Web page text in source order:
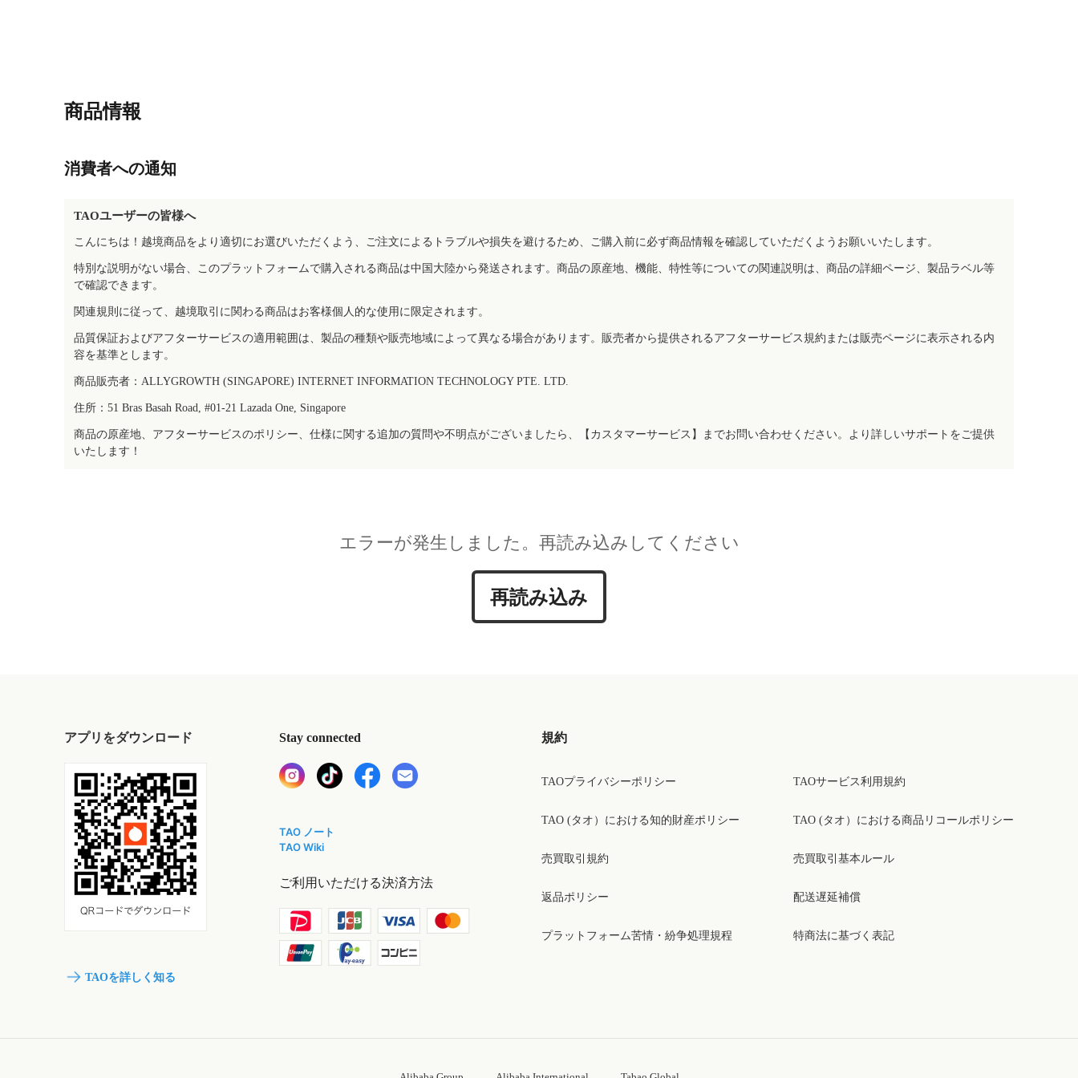
商品情報
消費者への通知
TAOユーザーの皆様へ
こんにちは！越境商品をより適切にお選びいただくよう、ご注文によるトラブルや損失を避けるため、ご購入前に必ず商品情報を確認していただくようお願いいたします。
特別な説明がない場合、このプラットフォームで購入される商品は中国大陸から発送されます。商品の原産地、機能、特性等についての関連説明は、商品の詳細ページ、製品ラベル等
で確認できます。
関連規則に従って、越境取引に関わる商品はお客様個人的な使用に限定されます。
品質保証およびアフターサービスの適用範囲は、製品の種類や販売地域によって異なる場合があります。販売者から提供されるアフターサービス規約または販売ページに表示される内
容を基準とします。
商品販売者：ALLYGROWTH (SINGAPORE) INTERNET INFORMATION TECHNOLOGY PTE. LTD.
住所：51 Bras Basah Road, #01-21 Lazada One, Singapore
商品の原産地、アフターサービスのポリシー、仕様に関する追加の質問や不明点がございましたら、【カスタマーサービス】までお問い合わせください。より詳しいサポートをご提供
いたします！
エラーが発生しました。再読み込みしてください
再読み込み
アプリをダウンロード
TAOを詳しく知る
Stay connected
TAO ノート
TAO Wiki
ご利用いただける決済方法
規約
TAOプライバシーポリシー
TAO (タオ）における知的財産ポリシー
売買取引規約
返品ポリシー
プラットフォーム苦情・紛争処理規程
TAOサービス利用規約
TAO (タオ）における商品リコールポリシー
売買取引基本ルール
配送遅延補償
特商法に基づく表記